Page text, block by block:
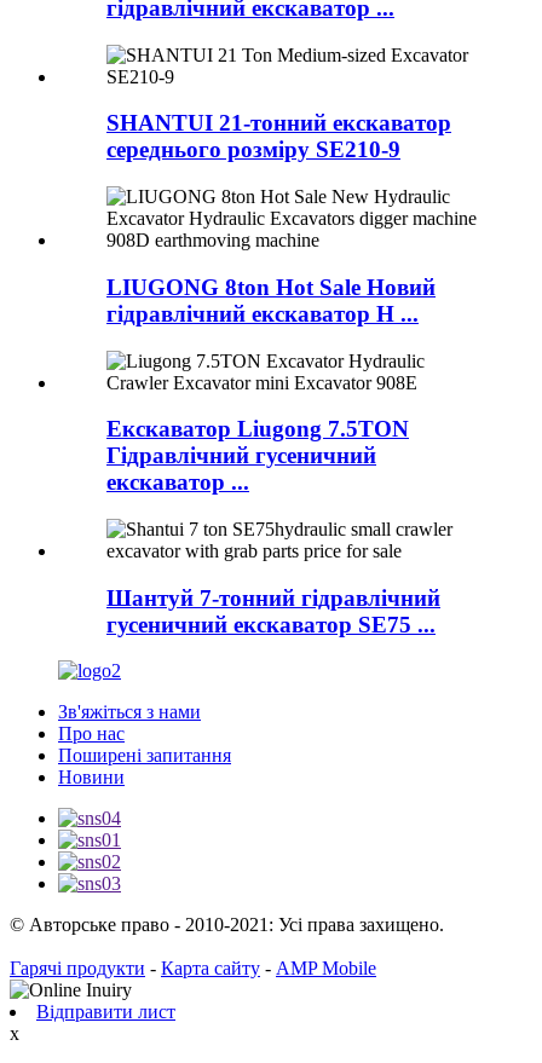
гідравлічний екскаватор ...
SHANTUI 21-тонний екскаватор
середнього розміру SE210-9
LIUGONG 8ton Hot Sale Новий
гідравлічний екскаватор H ...
Екскаватор Liugong 7.5TON
Гідравлічний гусеничний
екскаватор ...
Шантуй 7-тонний гідравлічний
гусеничний екскаватор SE75 ...
Зв'яжіться з нами
Про нас
Поширені запитання
Новини
© Авторське право - 2010-2021: Усі права захищено.
Гарячі продукти - Карта сайту - AMP Mobile
Відправити лист
x